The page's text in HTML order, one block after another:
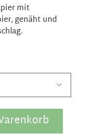
mit
genäht und
